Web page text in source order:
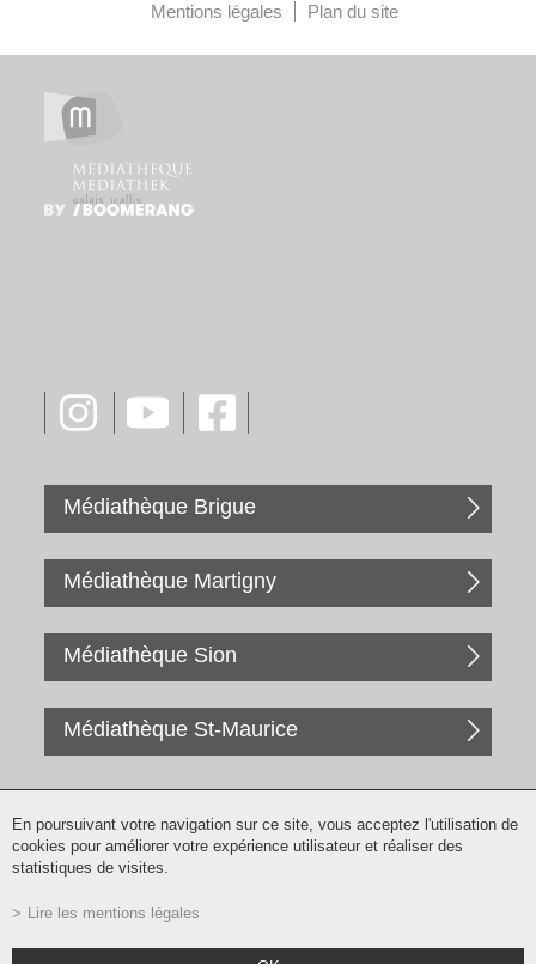
Mentions légales
Plan du site
Médiathèque Brigue
Médiathèque Martigny
Médiathèque Sion
Médiathèque St-Maurice
En poursuivant votre navigation sur ce site, vous acceptez l'utilisation de
cookies pour améliorer votre expérience utilisateur et réaliser des
statistiques de visites.
Lire les mentions légales